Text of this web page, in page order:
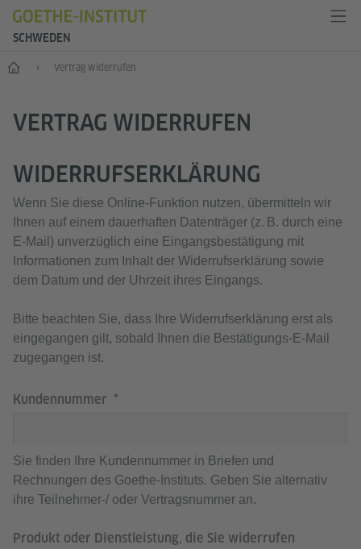
SCHWEDEN
Start Vertrag widerrufen
VERTRAG WIDERRUFEN
WIDERRUFSERKLÄRUNG
Wenn Sie diese Online‑Funktion nutzen, übermitteln wir
Ihnen auf einem dauerhaften Datenträger (z. B. durch eine
E‑Mail) unverzüglich eine Eingangsbestätigung mit
Informationen zum Inhalt der Widerrufserklärung sowie
dem Datum und der Uhrzeit ihres Eingangs.
Bitte beachten Sie, dass Ihre Widerrufserklärung erst als
eingegangen gilt, sobald Ihnen die Bestätigungs‑E‑Mail
zugegangen ist.
Kundennummer
Sie finden Ihre Kundennummer in Briefen und
Rechnungen des Goethe-Instituts. Geben Sie alternativ
ihre Teilnehmer-/ oder Vertragsnummer an.
Produkt oder Dienstleistung, die Sie widerrufen